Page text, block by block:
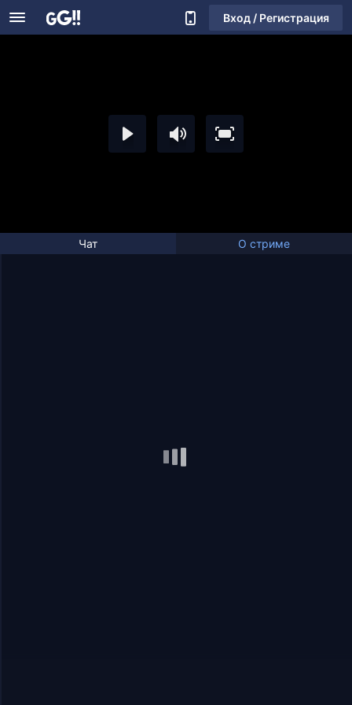
Вход / Регистрация
Чат О стриме